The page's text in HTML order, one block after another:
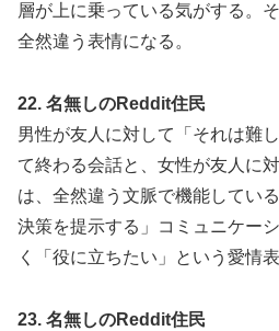
層が上に乗っている気がする。
全然違う表情になる。
22. 名無しのReddit住民
男性が友人に対して「それは難
て終わる会話と、女性が友人に
は、全然違う文脈で機能してい
決策を提示する」コミュニケー
く「役に立ちたい」という愛情
23. 名無しのReddit住民